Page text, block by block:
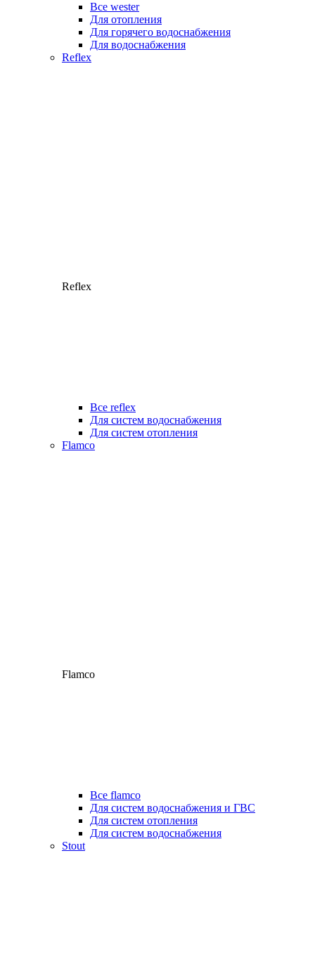
Все wester
Для отопления
Для горячего водоснабжения
Для водоснабжения
Reflex
Reflex
Все reflex
Для систем водоснабжения
Для систем отопления
Flamco
Flamco
Все flamco
Для систем водоснабжения и ГВС
Для систем отопления
Для систем водоснабжения
Stout